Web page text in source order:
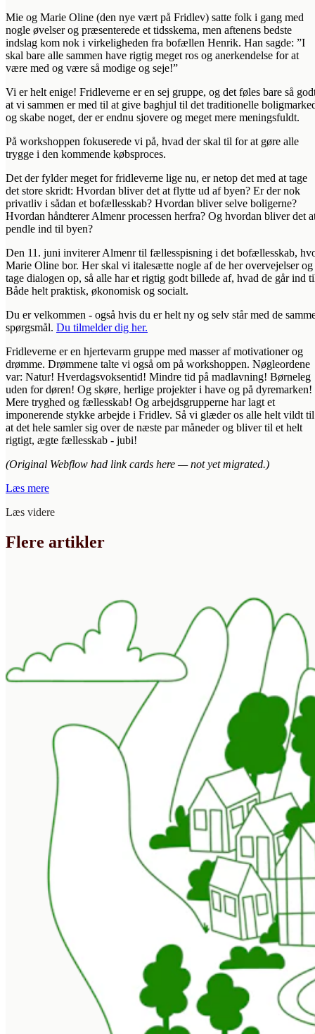
Mie og Marie Oline (den nye vært på Fridlev) satte folk i gang med
nogle øvelser og præsenterede et tidsskema, men aftenens bedste
indslag kom nok i virkeligheden fra bofællen Henrik. Han sagde: ”I
skal bare alle sammen have rigtig meget ros og anerkendelse for at
være med og være så modige og seje!”
Vi er helt enige! Fridleverne er en sej gruppe, og det føles bare så
at vi sammen er med til at give baghjul til det traditionelle
og skabe noget, der er endnu sjovere og meget mere meningsfuldt.
På workshoppen fokuserede vi på, hvad der skal til for at gøre alle
trygge i den kommende købsproces.
Det der fylder meget for fridleverne lige nu, er netop det med at tage
det store skridt: Hvordan bliver det at flytte ud af byen? Er der nok
privatliv i sådan et bofællesskab? Hvordan bliver selve boligerne?
Hvordan håndterer Almenr processen herfra? Og hvordan bliver det
pendle ind til byen?
Den 11. juni inviterer Almenr til fællesspisning i det bofællesskab,
Marie Oline bor. Her skal vi italesætte nogle af de her overvejelser og
tage dialogen op, så alle har et rigtig godt billede af, hvad de går ind
Både helt praktisk, økonomisk og socialt.
Du er velkommen - også hvis du er helt ny og selv står med de
spørgsmål. Du tilmelder dig her.
Fridleverne er en hjertevarm gruppe med masser af motivationer og
drømme. Drømmene talte vi også om på workshoppen. Nøgleordene
var: Natur! Hverdagsvoksentid! Mindre tid på madlavning! Børneleg
uden for døren! Og skøre, herlige projekter i have og på dyremarken!
Mere tryghed og fællesskab! Og arbejdsgrupperne har lagt et
imponerende stykke arbejde i Fridlev. Så vi glæder os alle helt vildt til
at det hele samler sig over de næste par måneder og bliver til et helt
rigtigt, ægte fællesskab - jubi!
(Original Webflow had link cards here — not yet migrated.)
Læs mere
Læs videre
Flere artikler